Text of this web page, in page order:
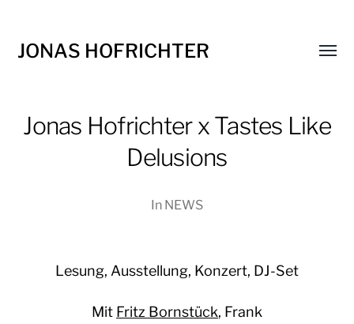
JONAS HOFRICHTER
Menü
Jonas Hofrichter x Tastes Like
Delusions
In NEWS
Lesung, Ausstellung, Konzert, DJ-Set
Mit Fritz Bornstück, Frank